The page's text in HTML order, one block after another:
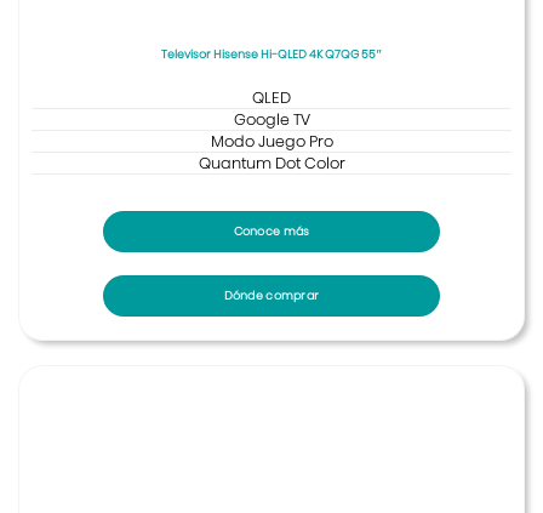
Televisor Hisense Hi-QLED 4K Q7QG 55″
QLED
Google TV
Modo Juego Pro
Quantum Dot Color
Conoce más
Dónde comprar